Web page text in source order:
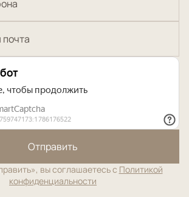
Отправить
вы соглашаетесь с Политикой
конфиденциальности